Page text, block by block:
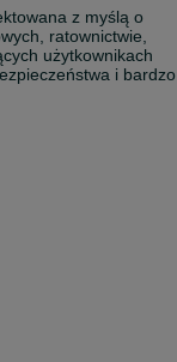
z myślą o
ratownictwie,
użytkownikach
i bardzo